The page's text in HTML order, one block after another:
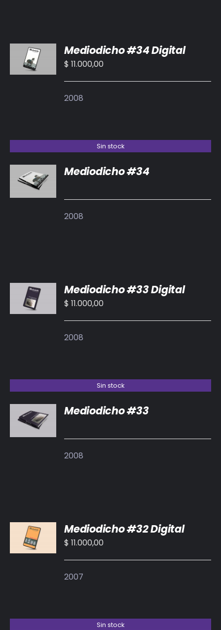
AL
CARRITO
/
Mediodicho #34 Digital
$ 11.000,00
2008
Sin stock
DETALLES
Mediodicho #34
2008
AL
CARRITO
/
Mediodicho #33 Digital
$ 11.000,00
2008
Sin stock
DETALLES
Mediodicho #33
2008
AL
CARRITO
/
Mediodicho #32 Digital
$ 11.000,00
2007
Sin stock